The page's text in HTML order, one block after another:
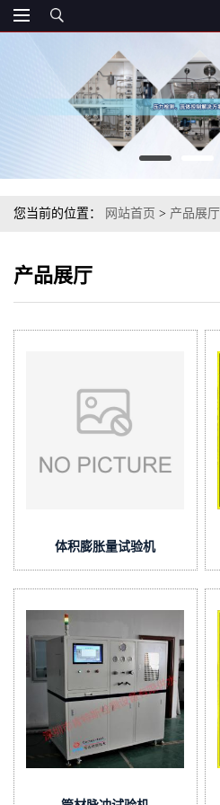
您当前的位置： 网站首页 > 产品展厅
产品展厅
体积膨胀量试验机